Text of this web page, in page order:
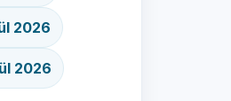
2026
2026